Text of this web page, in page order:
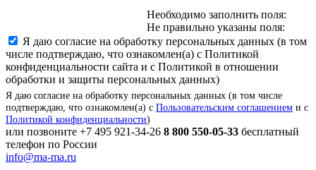
Необходимо заполнить поля:
Не правильно указаны поля:
Я даю согласие на обработку персональных данных (в том
числе подтверждаю, что ознакомлен(а) с Политикой
конфиденциальности сайта и с Политикой в отношении
обработки и защиты персональных данных)
Я даю согласие на обработку персональных данных (в том числе
подтверждаю, что ознакомлен(а) с Пользовательским соглашением и с
Политикой конфиденциальности)
или позвоните +7 495 921-34-26 8 800 550-05-33 бесплатный
телефон по России
info@ma-ma.ru